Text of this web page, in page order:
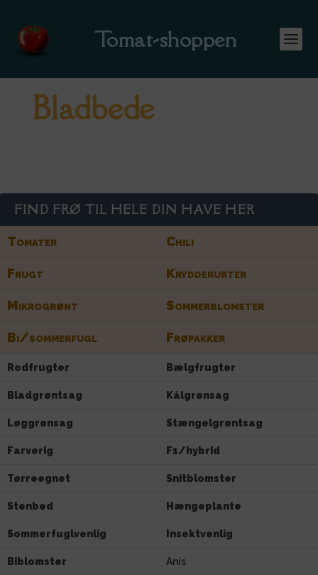
Tomat-shoppen
Bladbede
FIND FRØ TIL HELE DIN HAVE HER
Tomater Chili
Frugt Krydderurter
Mikrogrønt Sommerblomster
Bi/sommerfugl Frøpakker
Rodfrugter Bælgfrugter
Bladgrøntsag Kålgrønsag
Løggrønsag Stængelgrøntsag
Farverig F1/hybrid
Tørreegnet Snitblomster
Stenbed Hængeplante
Sommerfuglvenlig Insektvenlig
Biblomster Anis